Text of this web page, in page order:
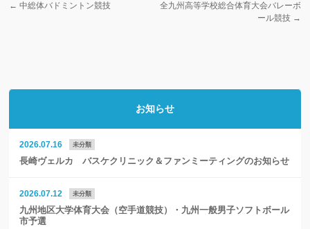
← 中総体バドミントン競技
全九州高等学校総合体育大会バレーボ
ール競技 →
お知らせ
2026.07.16 未分類
長崎ヴェルカ バスケクリニック＆ファンミーティングのお知らせ
2026.07.12 未分類
九州地区大学体育大会（空手道競技）・九州一般男子ソフトボール
市予選